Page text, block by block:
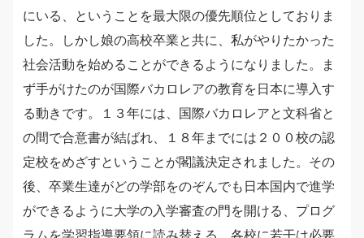
にいる、ということを最大限の優先順位としておりま
した。しかし娘の高校卒業と共に、私がやりたかった
社会活動を始めることができるようになりました。ま
ず手がけたのが国際バカロレアの教育を日本に導入す
る動きです。１３年には、国際バカロレアと文科省と
の間で合意書が結ばれ、１８年までには２００校の認
定校をめざすということが閣議決定されました。その
後、卒業生達がどの学部をのぞんでも日本国内で進学
ができるように大学の入学審査の門を開ける、プログ
ラムを学習指導要領に読み替える、各校に若干は必要